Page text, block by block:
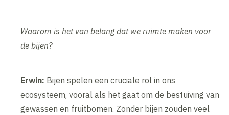
Waarom is het van belang dat we ruimte maken voor
de bijen?
Erwin: Bijen spelen een cruciale rol in ons
ecosysteem, vooral als het gaat om de bestuiving van
gewassen en fruitbomen. Zonder bijen zouden veel